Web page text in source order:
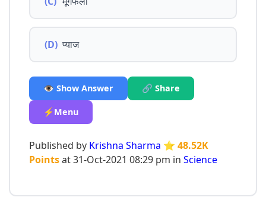
(D) प्याज
👁️ Show Answer 🔗 Share
⚡Menu
Published by Krishna Sharma ⭐ 48.52K
Pointsat 31-Oct-2021 08:29 pm in Science